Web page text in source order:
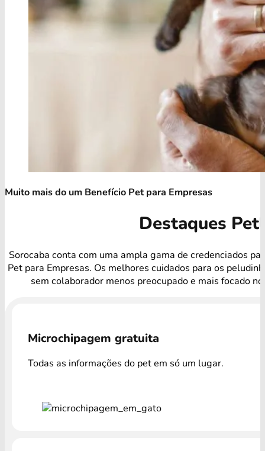
Muito mais do um Benefício Pet para Empresas
Destaques
Sorocaba conta com uma ampla gama de credenciados
Pet para Empresas. Os melhores cuidados para os
sem colaborador menos preocupado e mais focado
Microchipagem gratuita
Todas as informações do pet em só um lugar.